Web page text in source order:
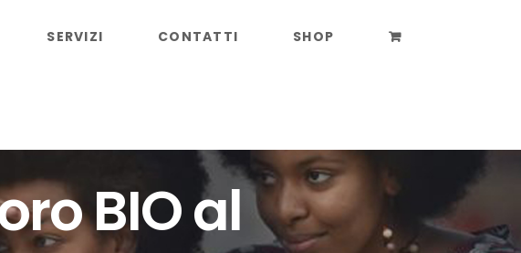
SERVIZI CONTATTI SHOP
BIO al